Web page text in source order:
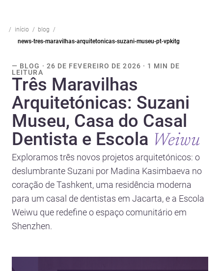
início
blog
news-tres-maravilhas-arquitetonicas-suzani-museu-pt-vpkitg
— BLOG · 26 DE FEVEREIRO DE 2026 · 1 MIN DE
LEITURA
Três Maravilhas
Arquitetónicas: Suzani
Museu, Casa do Casal
Dentista e Escola Weiwu
Exploramos três novos projetos arquitetónicos: o
deslumbrante Suzani por Madina Kasimbaeva no
coração de Tashkent, uma residência moderna
para um casal de dentistas em Jacarta, e a Escola
Weiwu que redefine o espaço comunitário em
Shenzhen.